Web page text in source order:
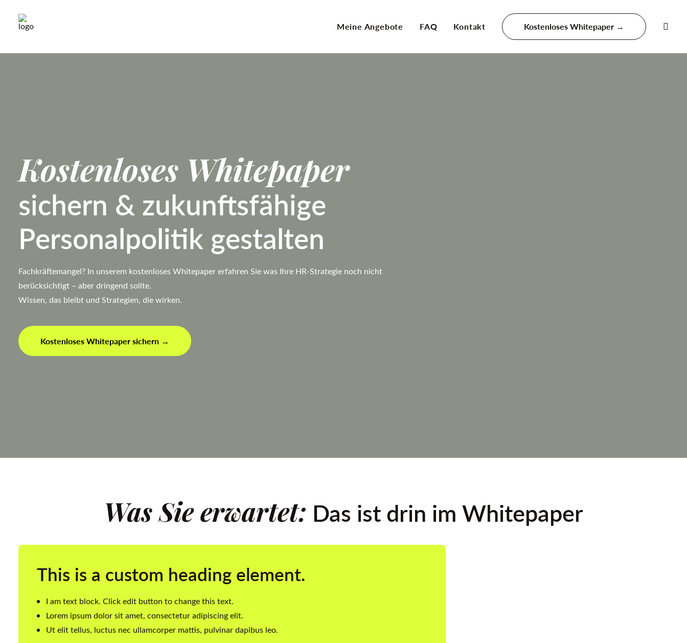
Meine Angebote FAQ Kontakt Kostenloses Whitepaper →
Kostenloses Whitepaper
sichern & zukunftsfähige
Personalpolitik gestalten
Fachkräftemangel? In unserem kostenloses Whitepaper erfahren Sie was Ihre HR-Strategie noch nicht
berücksichtigt – aber dringend sollte.
Wissen, das bleibt und Strategien, die wirken.
Kostenloses Whitepaper sichern →
Was Sie erwartet: Das ist drin im Whitepaper
This is a custom heading element.
I am text block. Click edit button to change this text.
Lorem ipsum dolor sit amet, consectetur adipiscing elit.
Ut elit tellus, luctus nec ullamcorper mattis, pulvinar dapibus leo.